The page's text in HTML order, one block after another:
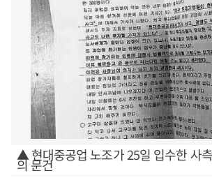
▲ 현대중공업 노조가 25일 입수한 사
의 문건